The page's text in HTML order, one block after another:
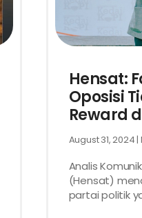
Hensat:
Oposisi
Reward
August 31, 2024
Analis
(Hensat)
partai politik